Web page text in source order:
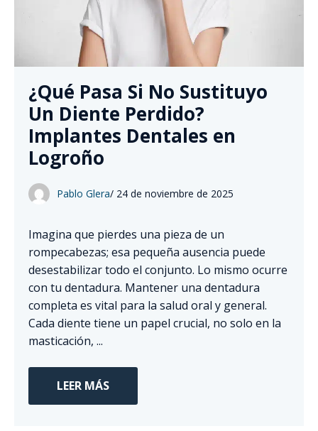
¿Qué Pasa Si No Sustituyo
Un Diente Perdido?
Implantes Dentales en
Logroño
Pablo Glera/ 24 de noviembre de 2025
Imagina que pierdes una pieza de un
rompecabezas; esa pequeña ausencia puede
desestabilizar todo el conjunto. Lo mismo ocurre
con tu dentadura. Mantener una dentadura
completa es vital para la salud oral y general.
Cada diente tiene un papel crucial, no solo en la
masticación, ...
LEER MÁS